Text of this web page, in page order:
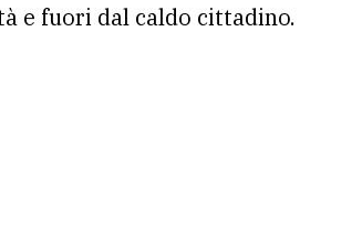
e fuori dal caldo cittadino.